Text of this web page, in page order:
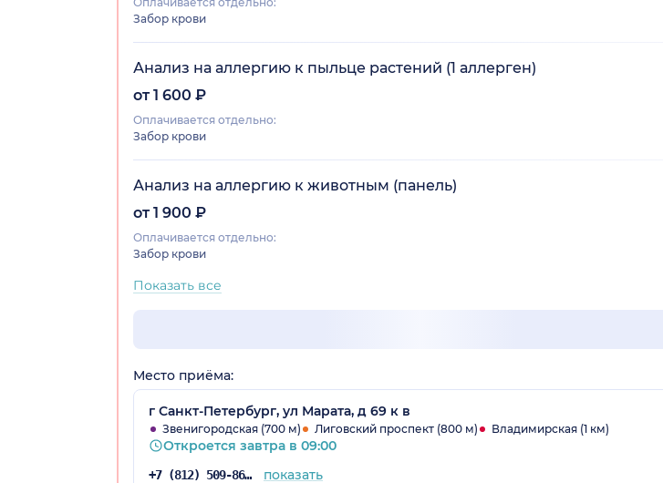
Забор крови
Анализ на аллергию к пыльце растений (1 аллерген)
от 1 600 ₽
Оплачивается отдельно:
Забор крови
Анализ на аллергию к животным (панель)
от 1 900 ₽
Оплачивается отдельно:
Забор крови
Показать все
Место приёма:
г Санкт-Петербург, ул Марата, д 69 к в
Звенигородская (700 м) Лиговский проспект (800 м) Владимирская (1 км)
Откроется завтра в 09:00
+7 (812) 509-86-03 показать